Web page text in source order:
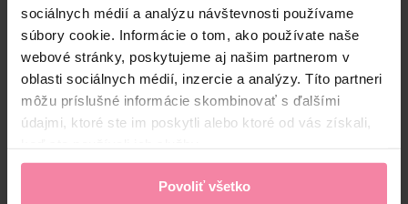
sociálnych médií a analýzu návštevnosti používame
súbory cookie. Informácie o tom, ako používate naše
webové stránky, poskytujeme aj našim partnerom v
oblasti sociálnych médií, inzercie a analýzy. Títo partneri
môžu príslušné informácie skombinovať s ďalšími
údajmi, ktoré ste im poskytli alebo ktoré od vás získali,
Povoliť všetko
Fino Zeus FLEX XXL LD
Fino premium handles HD